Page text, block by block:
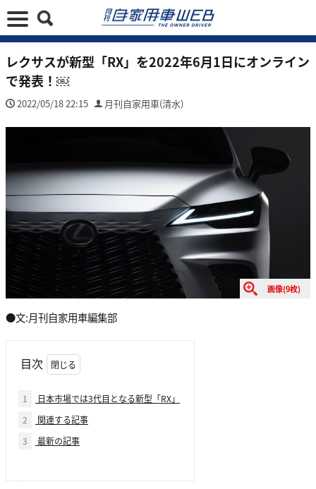
レクサスが新型「RX」を2022年6月1日にオンライン
で発表！￼
2022/05/18 22:15 月刊自家用車(清水)
画像(9枚)
●文:月刊自家用車編集部
目次
1
日本市場では3代目となる新型「RX」
2
関連する記事
3
最新の記事